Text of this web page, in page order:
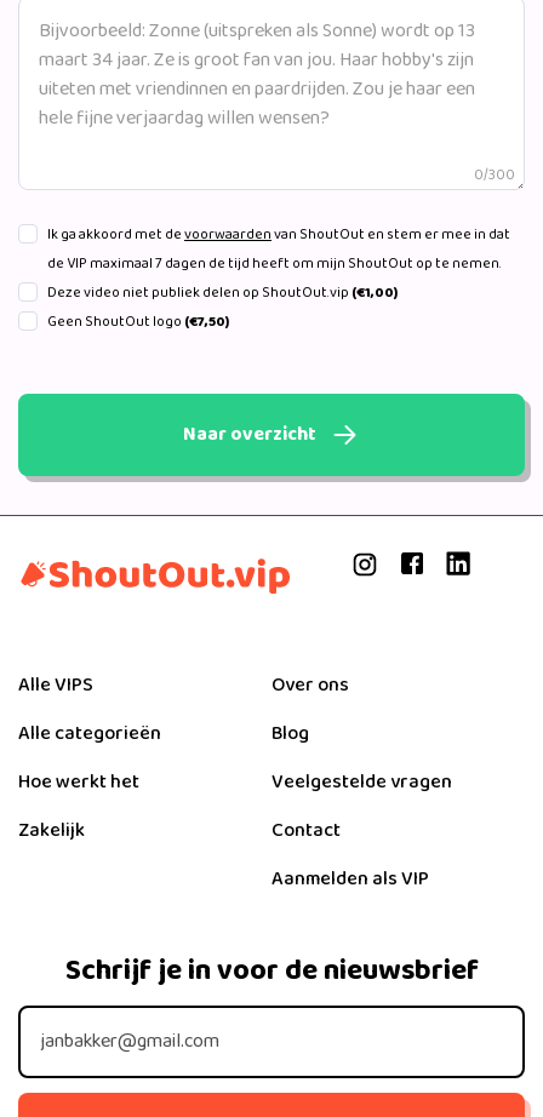
0/300
Ik ga akkoord met devoorwaardenvan ShoutOut en stem er mee in dat
de VIP maximaal 7 dagen de tijd heeft om mijn ShoutOut op te nemen.
Deze video niet publiek delen op ShoutOut.vip (€1,00)
Geen ShoutOut logo (€7,50)
Naar overzicht
Alle VIPS
Alle categorieën
Hoe werkt het
Zakelijk
Over ons
Blog
Veelgestelde vragen
Contact
Aanmelden als VIP
Schrijf je in voor de nieuwsbrief